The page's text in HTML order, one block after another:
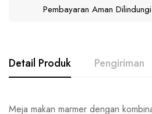
Pembayaran Aman
Detail Produk Pengiriman
Meja makan marmer dengan